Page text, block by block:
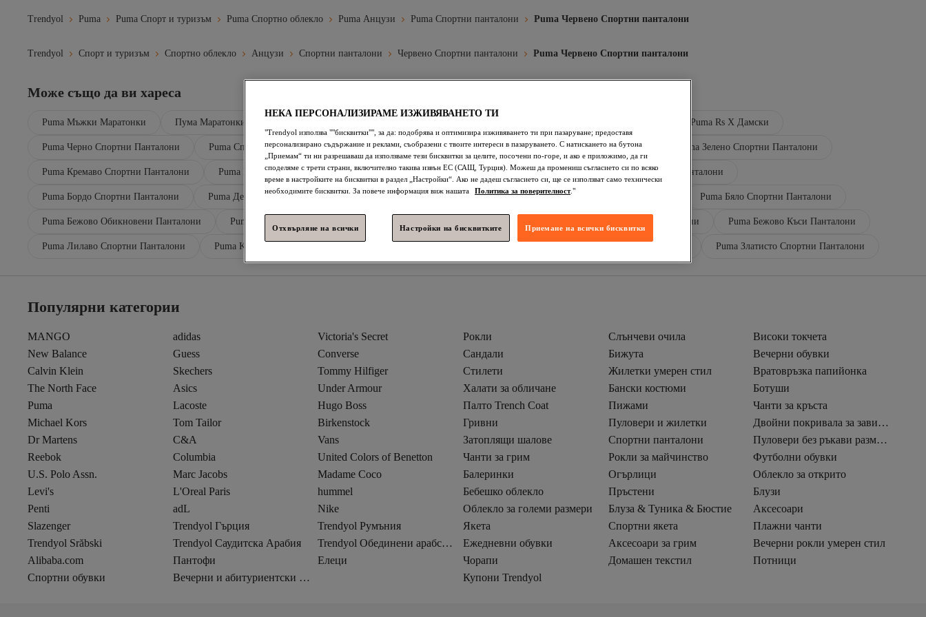
Trendyol Puma Puma Спорт и туризъм Puma Спортно облекло Puma Анцузи Puma Спортни панталони Puma Червено Спортни панталони
Trendyol Спорт и туризъм Спортно облекло Анцузи Спортни панталони Червено Спортни панталони Puma Червено Спортни панталони
Може също да ви хареса
Puma Мъжки Маратонки Пума Маратонки Puma Rs X Дамски
Puma Черно Спортни Панталони Puma Спортни Панталони Puma Жени Спортни Панталони Puma Мъже Спортни Панталони Puma Зелено Спортни Панталони
Puma Кремаво Спортни Панталони Puma Eкрю Спортни Панталони Puma Бежово Спортни Панталони Puma Многоцветно Спортни Панталони
Puma Бордо Спортни Панталони Puma Деца Спортни Панталони Puma Сиво Спортни Панталони Puma Синьо Спортни Панталони Puma Бяло Спортни Панталони
Puma Бежово Обикновени Панталони Puma Бежово Панталони Puma Тъмносиньо Спортни Панталони Puma Бежово Къси Панталони
Puma Лилаво Спортни Панталони Puma Kаки Спортни Панталони Puma Златисто Спортни Панталони
Популярни категории
MANGO adidas
Victoria's Secret
New Balance
Guess
Converse
Calvin Klein
Skechers
Tommy Hilfiger
The North Face
Asics
Under Armour
Puma
Lacoste
Hugo Boss
Michael Kors
Tom Tailor
Birkenstock
Dr Martens
C&A
Vans
Reebok
Columbia
United Colors of Benetton
U.S. Polo Assn.
Marc Jacobs
Madame Coco
Levi's
L'Oreal Paris
hummel
Penti
adL
Nike
Slazenger
Trendyol Гърция
Trendyol Румъния
Trendyol Srăbski
Trendyol Саудитска Арабия
Trendyol Обединени арабски емирства
Alibaba.com
Пантофи
Елеци
Спортни обувки
Вечерни и абитуриентски рокли
Рокли Слънчеви очила
Високи токчета
Сандали
Бижута
Вечерни обувки
Стилети
Жилетки умерен стил
Вратовръзка папийонка
Халати за обличане
Бански костюми
Ботуши
Палто Trench Coat
Пижами
Чанти за кръста
Гривни
Пуловери и жилетки
Двойни покривала за завивки
Затоплящи шалове
Спортни панталони
Пуловери без ръкави размер Плюс
Чанти за грим
Рокли за майчинство
Футболни обувки
Балеринки
Огърлици
Облекло за открито
Бебешко облекло
Пръстени
Блузи
Облекло за големи размери
Блуза & Туника & Бюстие
Аксесоари
Якета
Спортни якета
Плажни чанти
Ежедневни обувки
Аксесоари за грим
Вечерни рокли умерен стил
Чорапи
Домашен текстил
Потници
Купони Trendyol
НЕКА ПЕРСОНАЛИЗИРАМЕ ИЗЖИВЯВАНЕТО ТИ
"Trendyol използва ""бисквитки"", за да: подобрява и оптимизира изживяването ти при пазаруване; предоставя
персонализирано съдържание и реклами, съобразени с твоите интереси в пазаруването. С натискането на бутона
„Приемам“ ти ни разрешаваш да използваме тези бисквитки за целите, посочени по-горе, и ако е приложимо, да ги
споделяме с трети страни, включително такива извън ЕС (САЩ, Турция). Можеш да промениш съгласието си по всяко
време в настройките на бисквитки в раздел „Настройки“. Ако не дадеш съгласието си, ще се използват само технически
необходимите бисквитки. За повече информация виж нашата
Политика за поверителност."
Отхвърляне на всички Настройки на бисквитките Приемане на всички бисквитки